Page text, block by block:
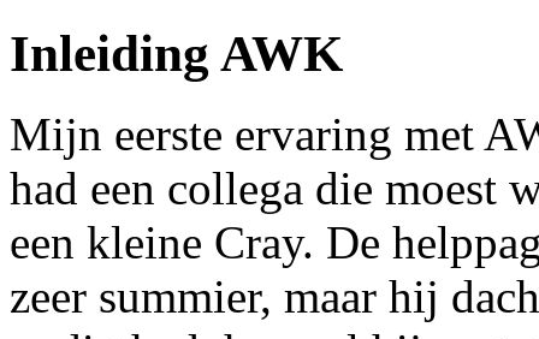
Inleiding AWK
Mijn eerste ervaring met
had een collega die moest
een kleine Cray. De
zeer summier, maar hij